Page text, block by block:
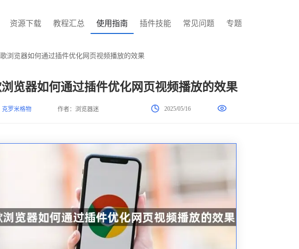
资源下载 教程汇总 使用指南 插件技能 常见问题 专题
浏览器如何通过插件优化网页视频播放的效果
览器如何通过插件优化网页视频播放的效果
克罗米格物 作者：浏览器迷 2025/05/16